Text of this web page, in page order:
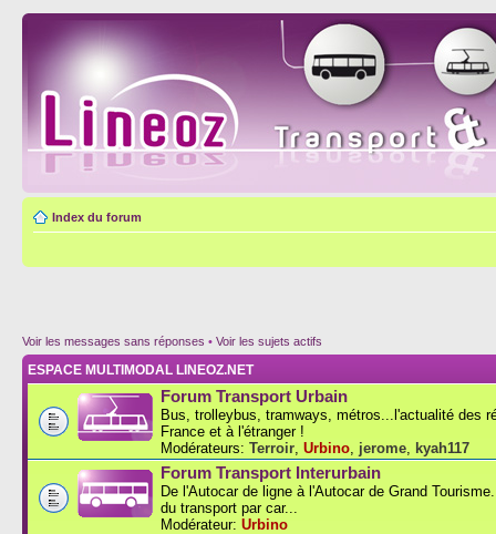
Index du forum
Voir les messages sans réponses • Voir les sujets actifs
ESPACE MULTIMODAL LINEOZ.NET
Forum Transport Urbain
Bus, trolleybus, tramways, métros...l'actualité des
France et à l'étranger !
Modérateurs: Terroir Urbino jerome kyah117
Forum Transport Interurbain
De l'Autocar de ligne à l'Autocar de Grand
du transport par car...
Modérateur: Urbino